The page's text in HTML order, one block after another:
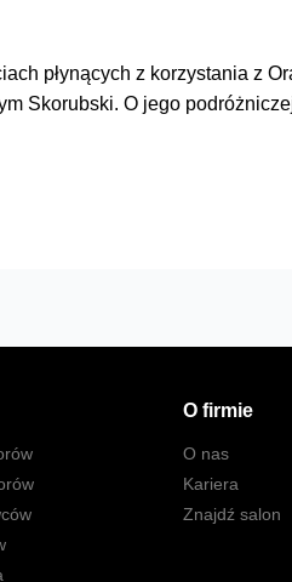
płynących z korzystania z
Skorubski. O jego
O firmie
O nas
Kariera
Znajdź salon